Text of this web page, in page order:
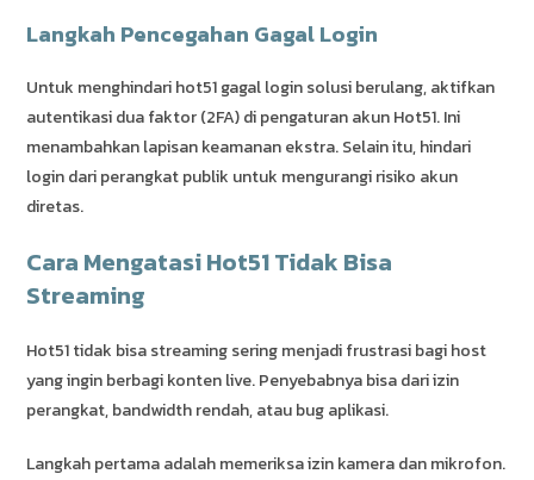
Langkah Pencegahan Gagal Login
Untuk menghindari hot51 gagal login solusi berulang, aktifkan
autentikasi dua faktor (2FA) di pengaturan akun Hot51. Ini
menambahkan lapisan keamanan ekstra. Selain itu, hindari
login dari perangkat publik untuk mengurangi risiko akun
diretas.
Cara Mengatasi Hot51 Tidak Bisa
Streaming
Hot51 tidak bisa streaming sering menjadi frustrasi bagi host
yang ingin berbagi konten live. Penyebabnya bisa dari izin
perangkat, bandwidth rendah, atau bug aplikasi.
Langkah pertama adalah memeriksa izin kamera dan mikrofon.